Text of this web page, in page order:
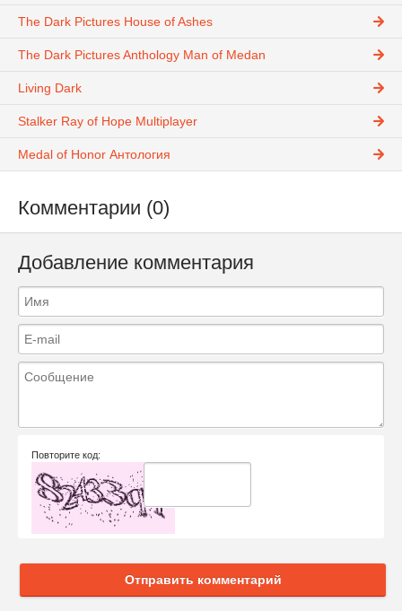
The Dark Pictures House of Ashes
The Dark Pictures Anthology Man of Medan
Living Dark
Stalker Ray of Hope Multiplayer
Medal of Honor Антология
Комментарии (0)
Добавление комментария
Повторите код:
Отправить комментарий